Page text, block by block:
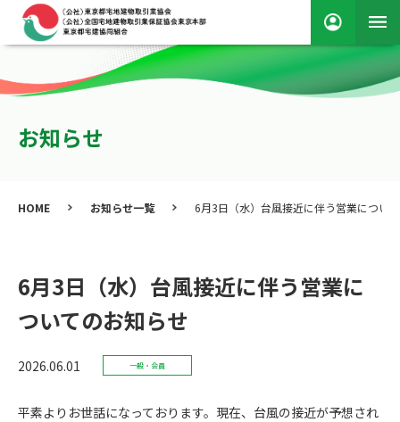
お知らせ
HOME お知らせ一覧 6月3日（水）台風接近に伴う営業につい
6月3日（水）台風接近に伴う営業に
ついてのお知らせ
2026.06.01 一般・会員
平素よりお世話になっております。現在、台風の接近が予想され